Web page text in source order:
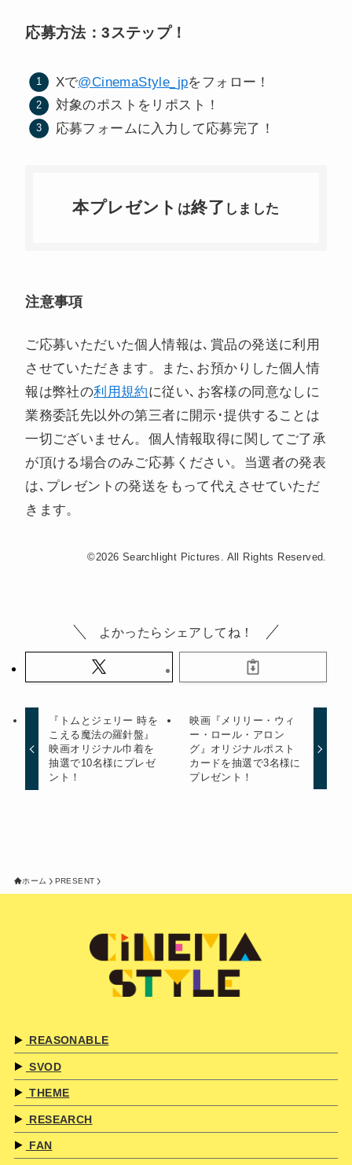
応募方法：3ステップ！
Xで@CinemaStyle_jpをフォロー！
対象のポストをリポスト！
応募フォームに入力して応募完了！
本プレゼント は終了 しました
注意事項
ご応募いただいた個人情報は､賞品の発送に利用
させていただきます。また､お預かりした個人情
報は弊社の利用規約に従い､お客様の同意なしに
業務委託先以外の第三者に開示･提供することは
一切ございません。個人情報取得に関してご了承
が頂ける場合のみご応募ください。当選者の発表
は､プレゼントの発送をもって代えさせていただ
きます。
©2026 Searchlight Pictures. All Rights Reserved.
よかったらシェアしてね！
『トムとジェリー 時を
こえる魔法の羅針盤』
映画オリジナル巾着を
抽選で10名様にプレゼ
ント！
映画『メリリー・ウィ
ー・ロール・アロン
グ』オリジナルポスト
カードを抽選で3名様に
プレゼント！
ホーム PRESENT
REASONABLE
SVOD
THEME
RESEARCH
FAN